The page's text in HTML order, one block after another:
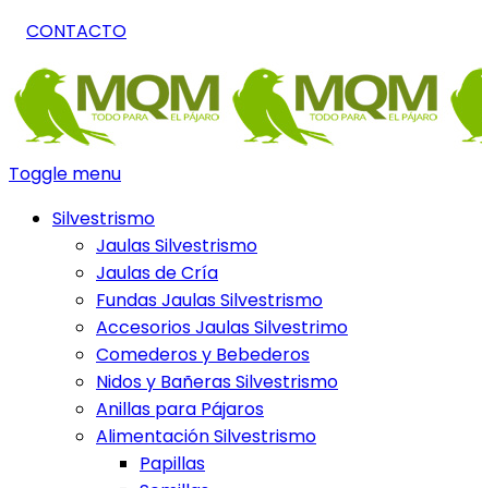
CONTACTO
Toggle menu
Silvestrismo
Jaulas Silvestrismo
Jaulas de Cría
Fundas Jaulas Silvestrismo
Accesorios Jaulas Silvestrimo
Comederos y Bebederos
Nidos y Bañeras Silvestrismo
Anillas para Pájaros
Alimentación Silvestrismo
Papillas